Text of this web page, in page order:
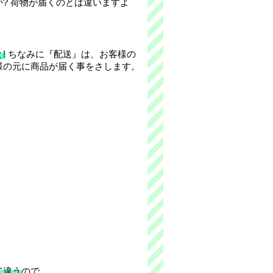
荷物が届くのとは違いますよ
!ちなみに『配送』は、お客様の
元に商品が届く事をさします。